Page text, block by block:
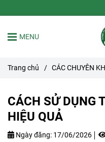
MENU
Trang chủ / CÁC CHUYÊN
CÁCH SỬ DỤNG
HIỆU QUẢ
Ngày đăng: 17/06/2026